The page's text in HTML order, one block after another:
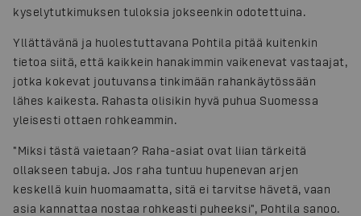
kyselytutkimuksen tuloksia jokseenkin odotettuina.
Yllättävänä ja huolestuttavana Pohtila pitää kuitenkin
tietoa siitä, että kaikkein hanakimmin vaikenevat vastaajat,
jotka kokevat joutuvansa tinkimään rahankäytössään
lähes kaikesta. Rahasta olisikin hyvä puhua Suomessa
yleisesti ottaen rohkeammin.
"Miksi tästä vaietaan? Raha-asiat ovat liian tärkeitä
ollakseen tabuja. Jos raha tuntuu hupenevan arjen
keskellä kuin huomaamatta, sitä ei tarvitse hävetä, vaan
asia kannattaa nostaa rohkeasti puheeksi", Pohtila sanoo.